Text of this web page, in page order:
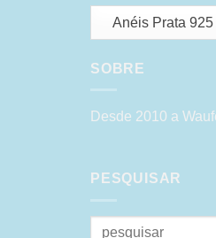
Anéis Prata 925
SOBRE
Desde 2010 a
PESQUISAR
Pesquisar